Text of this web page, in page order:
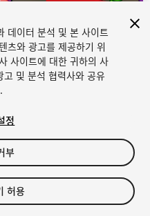
데이터 분석 및 본 사이트
츠와 광고를 제공하기 위
사이트에 대한 귀하의 사
및 분석 협력사와 공유
정
부
허용